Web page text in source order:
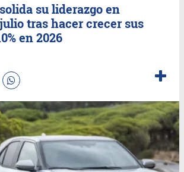
su liderazgo en
tras hacer crecer sus
en 2026